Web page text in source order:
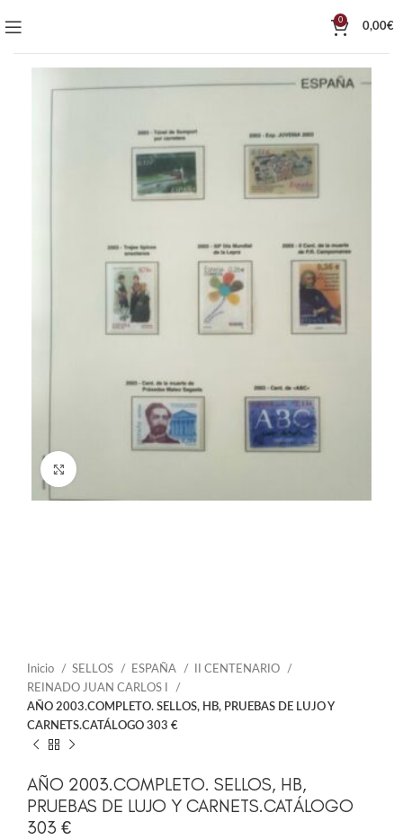
0
0,00€
Inicio SELLOS ESPAÑA
II CENTENARIO
REINADO JUAN CARLOS I
AÑO 2003.COMPLETO. SELLOS, HB, PRUEBAS DE LUJO Y
CARNETS.CATÁLOGO 303 €
AÑO 2003.COMPLETO. SELLOS, HB,
PRUEBAS DE LUJO Y CARNETS.CATÁLOGO
303 €